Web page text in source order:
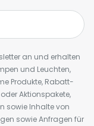
an und erhalten
und Leuchten,
Produkte, Rabatt-
Aktionspakete,
sowie Inhalte von
sowie Anfragen für